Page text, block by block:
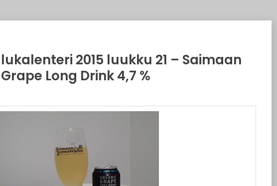
2015 luukku 21 – Saimaan
Long Drink 4,7 %